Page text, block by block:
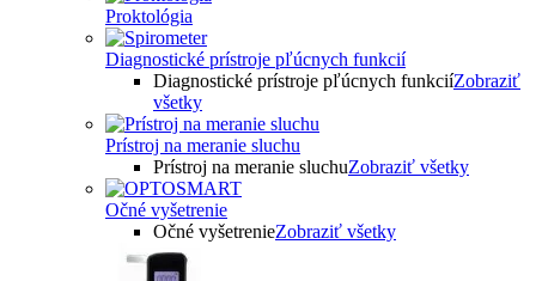
Proktológia
Diagnostické prístroje pľúcnych funkcií
Diagnostické prístroje pľúcnych funkciíZobraziť
všetky
Prístroj na meranie sluchu
Prístroj na meranie sluchuZobraziť všetky
Očné vyšetrenie
Očné vyšetrenieZobraziť všetky